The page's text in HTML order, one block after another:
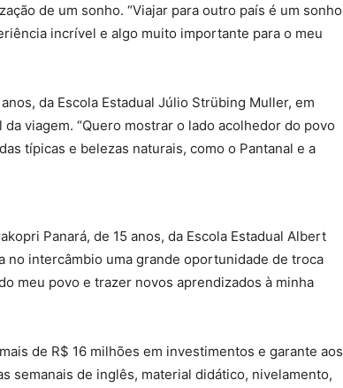
de um sonho. “Viajar para outro país é um sonho
incrível e algo muito importante para o meu
da Escola Estadual Júlio Strübing Muller, em
viagem. “Quero mostrar o lado acolhedor do povo
típicas e belezas naturais, como o Pantanal e a
Panará, de 15 anos, da Escola Estadual Albert
no intercâmbio uma grande oportunidade de troca
meu povo e trazer novos aprendizados à minha
de R$ 16 milhões em investimentos e garante aos
semanais de inglês, material didático, nivelamento,